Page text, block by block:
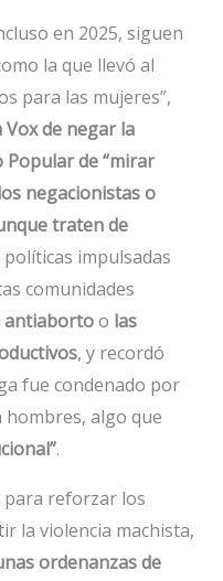
en 2025, siguen
la que llevó al
para las mujeres”,
Vox de negar la
Popular de “mirar
negacionistas o
traten de
impulsadas
comunidades
antiabortoo las
, y recordó
fue condenado por
hombres, algo que
.
para reforzar los
la violencia machista,
ordenanzas de